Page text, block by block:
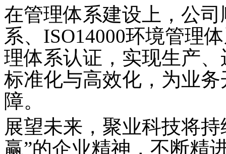
在管理体系建设上，公
系、ISO14000环境管理
理体系认证，实现生产
标准化与高效化，为业
障。
展望未来，聚业科技将
赢”的企业精神，不断精